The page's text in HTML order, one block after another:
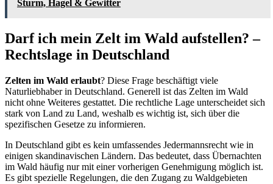
Sturm, Hagel & Gewitter
Darf ich mein Zelt im Wald aufstellen? –
Rechtslage in Deutschland
Zelten im Wald erlaubt? Diese Frage beschäftigt viele
Naturliebhaber in Deutschland. Generell ist das Zelten im Wald
nicht ohne Weiteres gestattet. Die rechtliche Lage unterscheidet sich
stark von Land zu Land, weshalb es wichtig ist, sich über die
spezifischen Gesetze zu informieren.
In Deutschland gibt es kein umfassendes Jedermannsrecht wie in
einigen skandinavischen Ländern. Das bedeutet, dass Übernachten
im Wald häufig nur mit einer vorherigen Genehmigung möglich ist.
Es gibt spezielle Regelungen, die den Zugang zu Waldgebieten